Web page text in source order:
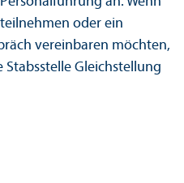
oder ein
vereinbaren möchten,
Gleich­stellung